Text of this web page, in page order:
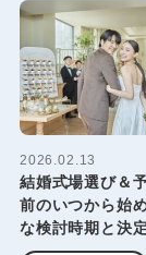
2026.02.13
結婚式場選び＆
前のいつから始
な検討時期と決